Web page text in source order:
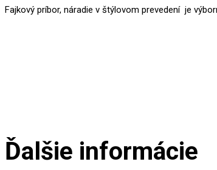
Fajkový príbor, náradie v štýlovom prevedení je
Ďalšie informácie